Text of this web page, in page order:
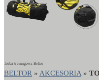
Torba treningowa Beltor
BELTOR » AKCESORIA »